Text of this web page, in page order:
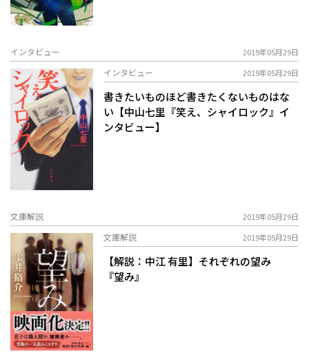
インタビュー 2019年05月29日
インタビュー 2019年05月29日
書きたいものほど書きたくないものはな
い【中山七里『笑え、シャイロック』イ
ンタビュー】
文庫解説 2019年05月29日
文庫解説 2019年05月29日
【解説：中江 有里】それぞれの望み
『望み』